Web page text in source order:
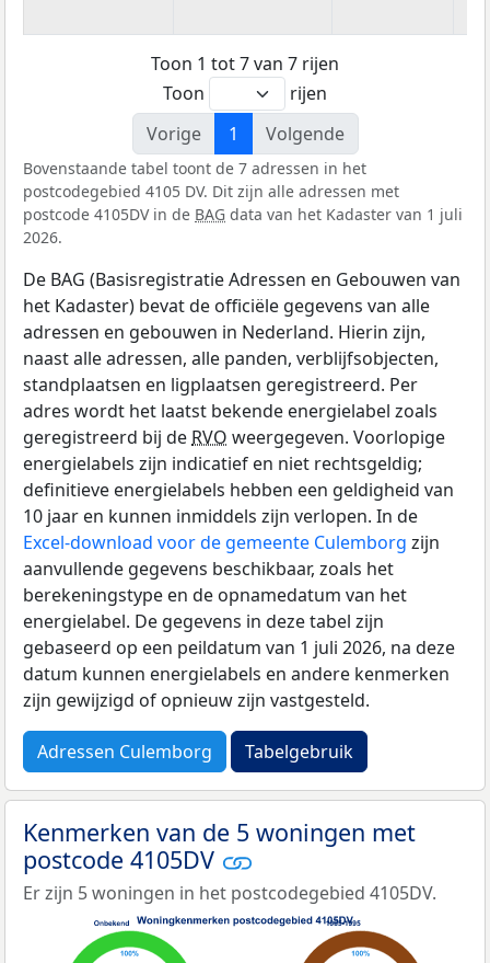
Toon 1 tot 7 van 7 rijen
Toon
rijen
Vorige
1 Volgende
Bovenstaande tabel toont de 7 adressen in het
postcodegebied 4105 DV. Dit zijn alle adressen met
postcode 4105DV in de BAG data van het Kadaster van 1 juli
2026.
De BAG (Basisregistratie Adressen en Gebouwen van
het Kadaster) bevat de officiële gegevens van alle
adressen en gebouwen in Nederland. Hierin zijn,
naast alle adressen, alle panden, verblijfsobjecten,
standplaatsen en ligplaatsen geregistreerd. Per
adres wordt het laatst bekende energielabel zoals
geregistreerd bij de RVO weergegeven. Voorlopige
energielabels zijn indicatief en niet rechtsgeldig;
definitieve energielabels hebben een geldigheid van
10 jaar en kunnen inmiddels zijn verlopen. In de
Excel-download voor de gemeente Culemborg zijn
aanvullende gegevens beschikbaar, zoals het
berekeningstype en de opnamedatum van het
energielabel. De gegevens in deze tabel zijn
gebaseerd op een peildatum van 1 juli 2026, na deze
datum kunnen energielabels en andere kenmerken
zijn gewijzigd of opnieuw zijn vastgesteld.
Adressen Culemborg Tabelgebruik
Kenmerken van de 5 woningen met
postcode 4105DV
Er zijn 5 woningen in het postcodegebied 4105DV.